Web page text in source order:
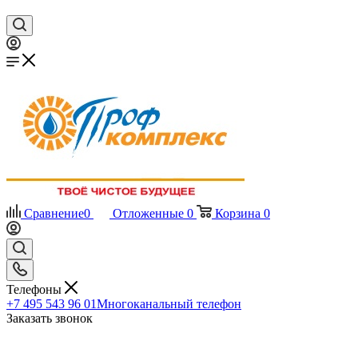
Сравнение0 Отложенные 0 Корзина 0
Телефоны
+7 495 543 96 01Многоканальный телефон
Заказать звонок